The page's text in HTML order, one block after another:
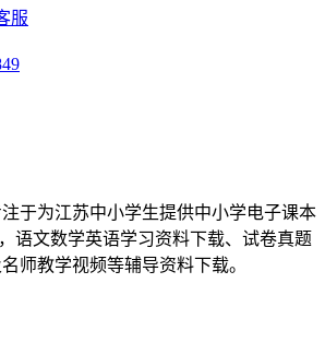
服
于为江苏中小学生提供中小学电子课本
语文数学英语学习资料下载、试卷真题
师教学视频等辅导资料下载。